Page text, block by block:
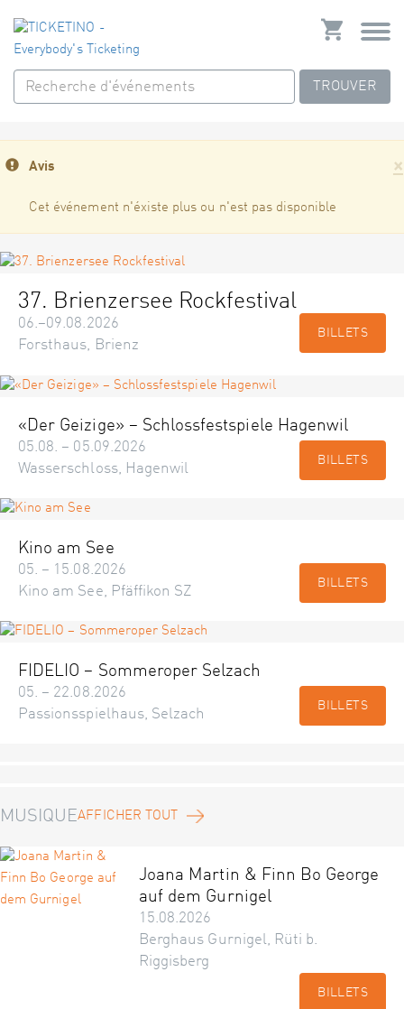
TROUVER
×
Avis
Cet événement n'éxiste plus ou n'est pas disponible
37. Brienzersee Rockfestival
06.–09.08.2026
Forsthaus, Brienz
BILLETS
«Der Geizige» – Schlossfestspiele Hagenwil
05.08. – 05.09.2026
Wasserschloss, Hagenwil
BILLETS
Kino am See
05. – 15.08.2026
Kino am See, Pfäffikon SZ
BILLETS
FIDELIO – Sommeroper Selzach
05. – 22.08.2026
Passionsspielhaus, Selzach
BILLETS
MUSIQUEAFFICHER TOUT
Joana Martin & Finn Bo George
auf dem Gurnigel
15.08.2026
Berghaus Gurnigel, Rüti b.
Riggisberg
BILLETS